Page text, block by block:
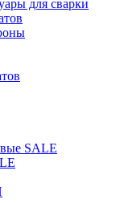
для сварки
SALE